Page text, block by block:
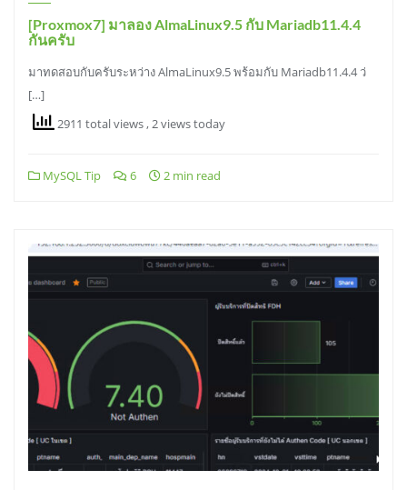
[Proxmox7] มาลอง AlmaLinux9.5 กับ Mariadb11.4.4
กันครับ
มาทดสอบกับครับระหว่าง AlmaLinux9.5 พร้อมกับ Mariadb11.4.4 ว่
[…]
2911 total views, 2 views today
MySQL Tip 6 2 min read